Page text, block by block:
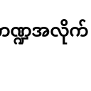
းကဏ္ဍအလိုက်